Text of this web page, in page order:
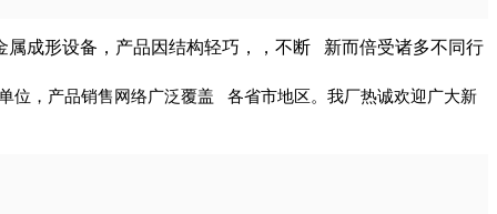
成形设备，产品因结构轻巧，，不断 新而倍受诸多不同行
位，产品销售网络广泛覆盖 各省市地区。我厂热诚欢迎广大新